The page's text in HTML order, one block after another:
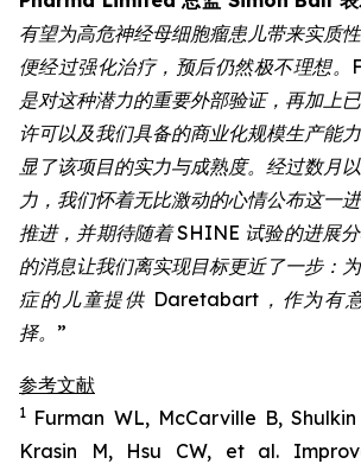
有望为高危神经母细胞瘤患儿带来实质
便经过强化治疗，预后仍然极不理想。
是对这种潜力的重要外部验证，再加上
许可以及我们具备的商业化规模生产能
显了该项目的实力与成熟度。经过数月
力，我们怀着无比激动的心情公布这一
推进，并期待随着 SHINE 试验的进展
的消息让我们离实现目标更近了一步：
症的儿童提供 Daretabart，作为有
择。”
参考文献
1 Furman WL, McCarville B,
Krasin M, Hsu CW, et al.